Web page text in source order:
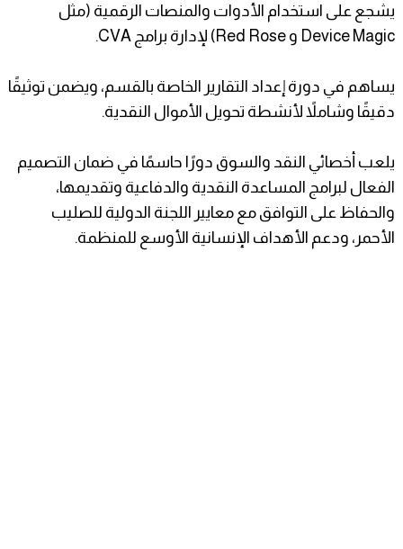
يشجع على استخدام الأدوات والمنصات الرقمية (مثل
Device Magic و Red Rose) لإدارة برامج CVA.
يساهم في دورة إعداد التقارير الخاصة بالقسم، ويضمن توثيقًا
دقيقًا وشاملاً لأنشطة تحويل الأموال النقدية.
يلعب أخصائي النقد والسوق دورًا حاسمًا في ضمان التصميم
الفعال لبرامج المساعدة النقدية والدفاعية وتقديمها،
والحفاظ على التوافق مع معايير اللجنة الدولية للصليب
الأحمر، ودعم الأهداف الإنسانية الأوسع للمنظمة.